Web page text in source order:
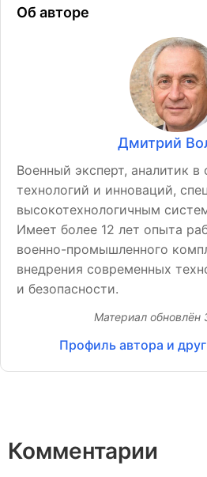
Об авторе
Дмитрий
Военный эксперт, аналитик
технологий и инноваций,
высокотехнологичным
Имеет более 12 лет опыта
военно-промышленного
внедрения современных
и безопасности.
Материал обновлён
Профиль автора и
Комментарии